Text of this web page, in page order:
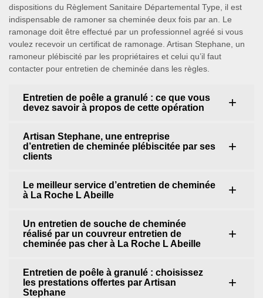
dispositions du Règlement Sanitaire Départemental Type, il est
indispensable de ramoner sa cheminée deux fois par an. Le
ramonage doit être effectué par un professionnel agréé si vous
voulez recevoir un certificat de ramonage. Artisan Stephane, un
ramoneur plébiscité par les propriétaires et celui qu’il faut
contacter pour entretien de cheminée dans les règles.
Entretien de poêle a granulé : ce que vous
devez savoir à propos de cette opération
Artisan Stephane, une entreprise
d’entretien de cheminée plébiscitée par ses
clients
Le meilleur service d’entretien de cheminée
à La Roche L Abeille
Un entretien de souche de cheminée
réalisé par un couvreur entretien de
cheminée pas cher à La Roche L Abeille
Entretien de poêle à granulé : choisissez
les prestations offertes par Artisan
Stephane